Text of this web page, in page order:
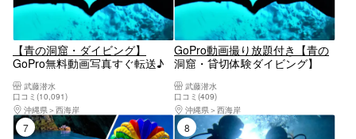
【青の洞窟・ダイビング】
GoPro無料動画写真すぐ転送♪
☆当日予約・初心者大歓迎☆1
グループガイド貸切♪レビュー
高評価多数店♪沖縄本島恩納村
貸切ビーチ体験ダイビング
武藤潜水
口コミ(10,091)
沖縄県
西海岸
GoPro動画撮り放題付き【青の
洞窟・貸切体験ダイビング】
ル・サンダルレンタル☆当日予
約・初心者大歓迎☆1グループ
ガイド貸切♪レビュー高評価多
数店♪
武藤潜水
口コミ(409)
沖縄県
西海岸
7位 8位